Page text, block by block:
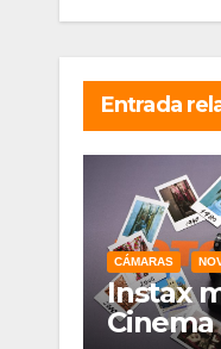
Entrada
CÁMARAS
Instax
Cinema